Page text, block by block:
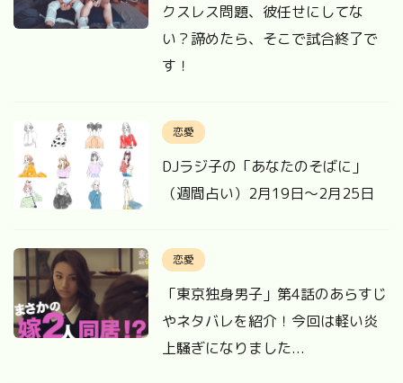
クスレス問題、彼任せにしてな
い？諦めたら、そこで試合終了で
す！
恋愛
DJラジ子の「あなたのそばに」
（週間占い）2月19日〜2月25日
恋愛
「東京独身男子」第4話のあらすじ
やネタバレを紹介！今回は軽い炎
上騒ぎになりました...